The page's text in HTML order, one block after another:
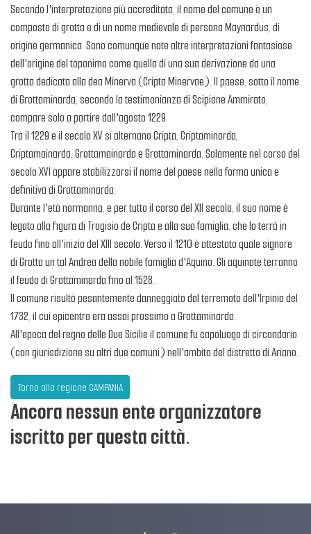
Secondo l'interpretazione più accreditata, il nome del comune è un
composto di grotta e di un nome medievale di persona Maynardus, di
origine germanica. Sono comunque note altre interpretazioni fantasiose
dell'origine del toponimo come quella di una sua derivazione da una
grotta dedicata alla dea Minerva (Cripta Minervae). Il paese, sotto il nome
di Grottaminarda, secondo la testimonianza di Scipione Ammirato,
compare solo a partire dall'agosto 1229.
Tra il 1229 e il secolo XV si alternano Cripta, Criptaminarda,
Criptamainarda, Grottamainarda e Grottaminarda. Solamente nel corso del
secolo XVI appare stabilizzarsi il nome del paese nella forma unica e
definitiva di Grottaminarda.
Durante l'età normanna, e per tutto il corso del XII secolo, il suo nome è
legato alla figura di Trogisio de Cripta e alla sua famiglia, che lo terrà in
feudo fino all'inizio del XIII secolo. Verso il 1210 è attestato quale signore
di Grotta un tal Andrea della nobile famiglia d'Aquino. Gli aquinate terranno
il feudo di Grottaminarda fino al 1528.
Il comune risultó pesantemente danneggiato dal terremoto dell'Irpinia del
1732, il cui epicentro era assai prossimo a Grottaminarda.
All'epoca del regno delle Due Sicilie il comune fu capoluogo di circondario
(con giurisdizione su altri due comuni) nell'ambito del distretto di Ariano.
Torna alla regione CAMPANIA
Ancora nessun ente organizzatore
iscritto per questa città.